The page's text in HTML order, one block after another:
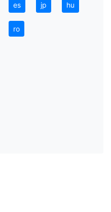
es jp hu
ro